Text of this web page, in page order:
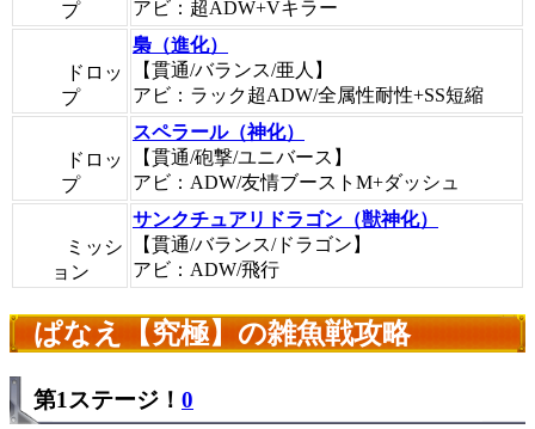
プ
アビ：超ADW+Vキラー
ドロッ
プ
梟（進化）
【貫通/バランス/亜人】
アビ：ラック超ADW/全属性耐性+SS短縮
ドロッ
プ
スペラール（神化）
【貫通/砲撃/ユニバース】
アビ：ADW/友情ブーストM+ダッシュ
ミッシ
ョン
サンクチュアリドラゴン（獣神化）
【貫通/バランス/ドラゴン】
アビ：ADW/飛行
ぱなえ【究極】の雑魚戦攻略
第1ステージ！ 0